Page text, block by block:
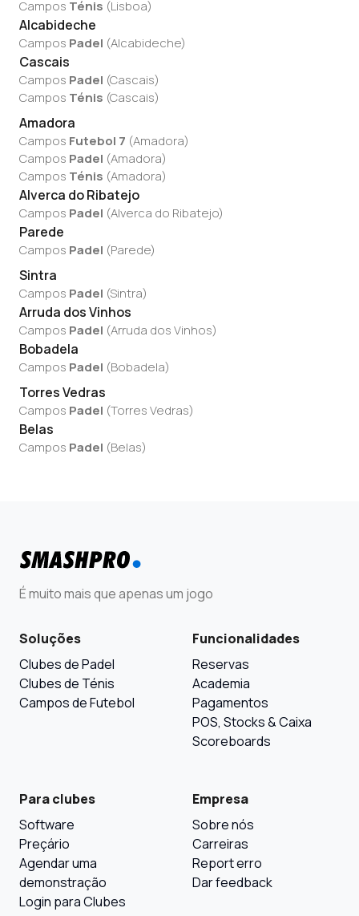
Campos Ténis (Lisboa)
Alcabideche
Campos Padel (Alcabideche)
Cascais
Campos Padel (Cascais)
Campos Ténis (Cascais)
Amadora
Campos Futebol 7 (Amadora)
Campos Padel (Amadora)
Campos Ténis (Amadora)
Alverca do Ribatejo
Campos Padel (Alverca do Ribatejo)
Parede
Campos Padel (Parede)
Sintra
Campos Padel (Sintra)
Arruda dos Vinhos
Campos Padel (Arruda dos Vinhos)
Bobadela
Campos Padel (Bobadela)
Torres Vedras
Campos Padel (Torres Vedras)
Belas
Campos Padel (Belas)
É muito mais que apenas um jogo
Soluções
Clubes de Padel
Clubes de Ténis
Campos de Futebol
Funcionalidades
Reservas
Academia
Pagamentos
POS, Stocks & Caixa
Scoreboards
Para clubes
Software
Preçário
Agendar uma
demonstração
Login para Clubes
Empresa
Sobre nós
Carreiras
Report erro
Dar feedback